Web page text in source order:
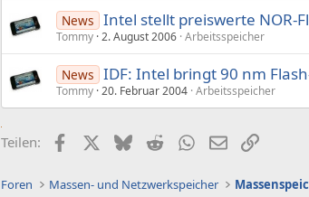
News Intel stellt preiswerte NOR-
Tommy 2. August 2006 Arbeitsspeicher
News IDF: Intel bringt 90 nm
Tommy 20. Februar 2004 Arbeitsspeicher
Teilen: FacebookX (Twitter)
BlueskyRedditWhatsApp
E-MailLink
Foren Massen- und Netzwerkspeicher